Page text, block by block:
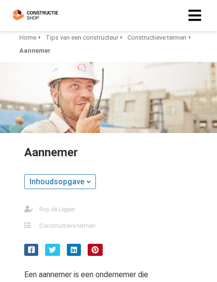
Home Tips van een constructeur
Constructieve termen
Aannemer
Aannemer
Inhoudsopgave
Roy de Lepper
Constructieve termen
Een aannemer is een ondernemer die